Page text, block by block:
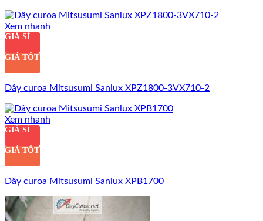
Xem nhanh
GIÁ SỈ
GIÁ TỐT
Dây curoa Mitsusumi Sanlux XPZ1800-3VX710-2
Xem nhanh
GIÁ SỈ
GIÁ TỐT
Dây curoa Mitsusumi Sanlux XPB1700